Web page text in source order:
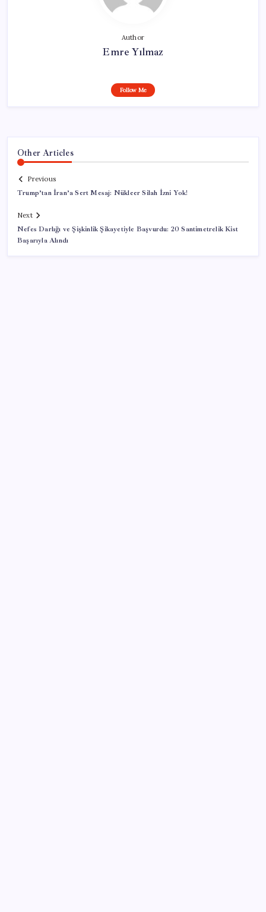
Author
Emre Yılmaz
Follow Me
Other Articles
Previous
Trump’tan İran’a Sert Mesaj: Nükleer Silah İzni Yok!
Next
Nefes Darlığı ve Şişkinlik Şikayetiyle Başvurdu: 20 Santimetrelik Kist
Başarıyla Alındı